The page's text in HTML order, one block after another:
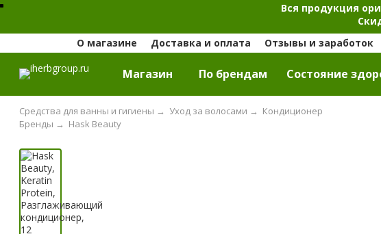
Вся продукция
О магазине
Доставка и оплата Отзывы и заработок
Магазин По брендам Cостояние
Средства для ванны и гигиены → Уход за волосами → Кондиционер
Hask Beauty
Бренды →